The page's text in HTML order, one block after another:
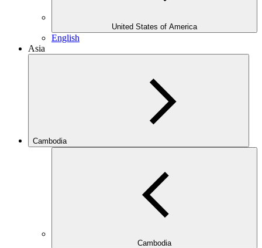
United States of America
English
Asia
Cambodia
Cambodia